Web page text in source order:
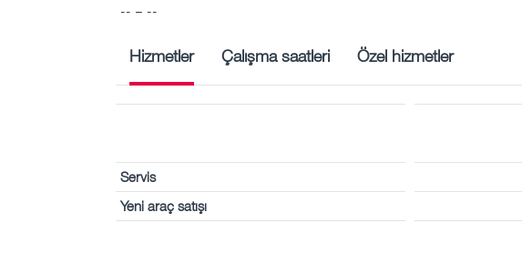
-- – --
Hizmetler Çalışma saatleri Özel hizmetler
Servis
Yeni araç satışı